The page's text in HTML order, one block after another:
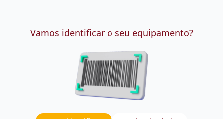
Vamos identificar o seu equipamento?